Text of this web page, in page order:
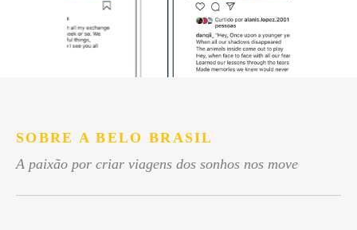
SOBRE A BELO BRASIL
A paixão por criar viagens dos sonhos nos move